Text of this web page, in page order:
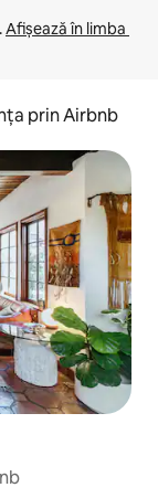
Afișează în limba
prin Airbnb